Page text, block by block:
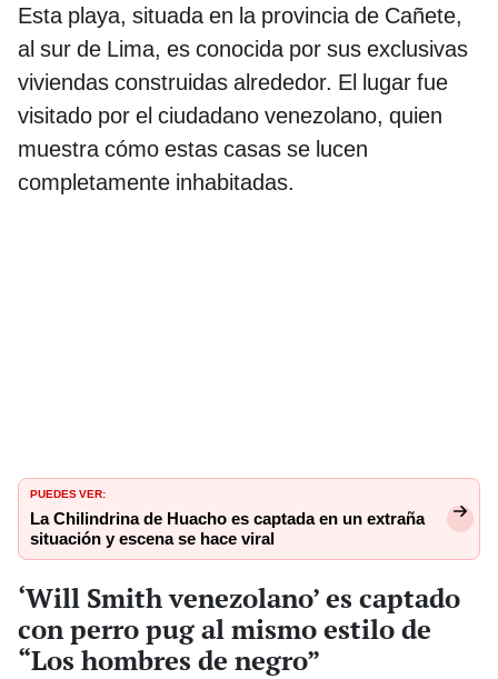
Esta playa, situada en la provincia de Cañete,
al sur de Lima, es conocida por sus exclusivas
viviendas construidas alrededor. El lugar fue
visitado por el ciudadano venezolano, quien
muestra cómo estas casas se lucen
completamente inhabitadas.
PUEDES VER:
La Chilindrina de Huacho es captada en un extraña
situación y escena se hace viral
‘Will Smith venezolano’ es captado
con perro pug al mismo estilo de
“Los hombres de negro”